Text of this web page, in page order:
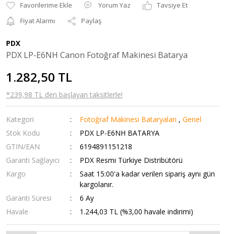
Yorum Yaz
Tavsiye Et
Fiyat Alarmı
Paylaş
PDX
PDX LP-E6NH Canon Fotoğraf Makinesi Batarya
1.282,50 TL
*239,98 TL den başlayan taksitlerle!
Kategori Fotoğraf Makinesi Bataryaları ,Genel
Stok Kodu
PDX LP-E6NH BATARYA
GTIN/EAN
6194891151218
Garanti Sağlayıcı
PDX Resmi Türkiye Distribütörü
Kargo
Saat 15:00'a kadar verilen sipariş aynı gün
kargolanır.
Garanti Süresi
6 Ay
Havale
1.244,03 TL (%3,00 havale indirimi)